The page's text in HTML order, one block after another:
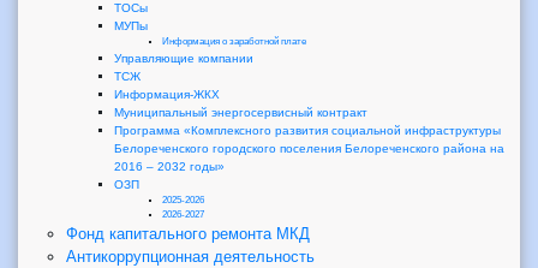
ТОСы
МУПы
Информация о заработной плате
Управляющие компании
ТСЖ
Информация-ЖКХ
Муниципальный энергосервисный контракт
Программа «Комплексного развития социальной инфраструктуры
Белореченского городского поселения Белореченского района на
2016 – 2032 годы»
ОЗП
2025-2026
2026-2027
Фонд капитального ремонта МКД
Антикоррупционная деятельность